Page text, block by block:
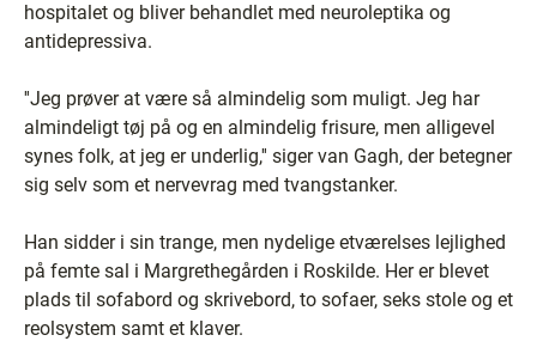
hospitalet og bliver behandlet med neuroleptika og
antidepressiva.
''Jeg prøver at være så almindelig som muligt. Jeg har
almindeligt tøj på og en almindelig frisure, men alligevel
synes folk, at jeg er underlig,'' siger van Gagh, der betegner
sig selv som et nervevrag med tvangstanker.
Han sidder i sin trange, men nydelige etværelses lejlighed
på femte sal i Margrethegården i Roskilde. Her er blevet
plads til sofabord og skrivebord, to sofaer, seks stole og et
reolsystem samt et klaver.